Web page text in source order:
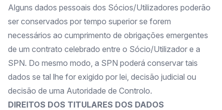
Alguns dados pessoais dos Sócios/Utilizadores poderão
ser conservados por tempo superior se forem
necessários ao cumprimento de obrigações emergentes
de um contrato celebrado entre o Sócio/Utilizador e a
SPN. Do mesmo modo, a SPN poderá conservar tais
dados se tal lhe for exigido por lei, decisão judicial ou
decisão de uma Autoridade de Controlo.
DIREITOS DOS TITULARES DOS DADOS